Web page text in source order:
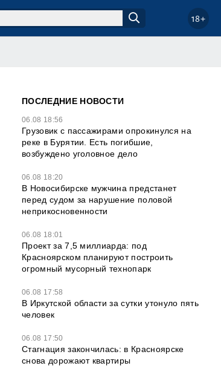
18+
ПОСЛЕДНИЕ НОВОСТИ
06.08 18:56
Грузовик с пассажирами опрокинулся на
реке в Бурятии. Есть погибшие,
возбуждено уголовное дело
06.08 18:20
В Новосибирске мужчина предстанет
перед судом за нарушение половой
неприкосновенности
06.08 18:01
Проект за 7,5 миллиарда: под
Красноярском планируют построить
огромный мусорный технопарк
06.08 17:58
В Иркутской области за сутки утонуло пять
человек
06.08 17:50
Стагнация закончилась: в Красноярске
снова дорожают квартиры